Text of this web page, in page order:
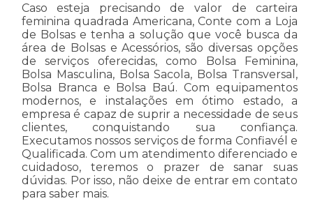
Caso esteja precisando de valor de carteira
feminina quadrada Americana, Conte com a Loja
de Bolsas e tenha a solução que você busca da
área de Bolsas e Acessórios, são diversas opções
de serviços oferecidas, como Bolsa Feminina,
Bolsa Masculina, Bolsa Sacola, Bolsa Transversal,
Bolsa Branca e Bolsa Baú. Com equipamentos
modernos, e instalações em ótimo estado, a
empresa é capaz de suprir a necessidade de seus
clientes, conquistando sua confiança.
Executamos nossos serviços de forma Confiavél e
Qualificada. Com um atendimento diferenciado e
cuidadoso, teremos o prazer de sanar suas
dúvidas. Por isso, não deixe de entrar em contato
para saber mais.